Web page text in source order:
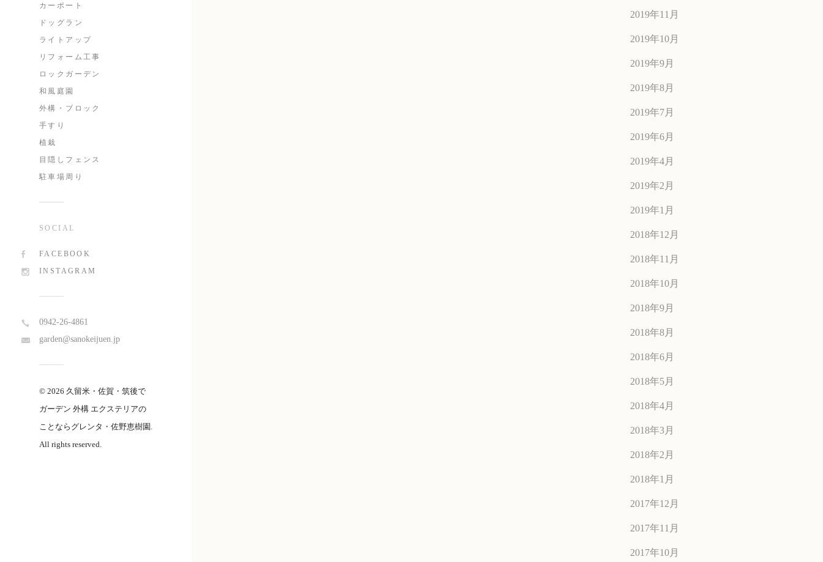
カーポート
ドッグラン
ライトアップ
リフォーム工事
ロックガーデン
和風庭園
外構・ブロック
手すり
植栽
目隠しフェンス
駐車場周り
SOCIAL
FACEBOOK
INSTAGRAM
0942-26-4861
garden@sanokeijuen.jp
© 2026 久留米・佐賀・筑後で
ガーデン 外構 エクステリアの
ことならグレンタ・佐野恵樹園.
All rights reserved.
2019年11月
2019年10月
2019年9月
2019年8月
2019年7月
2019年6月
2019年4月
2019年2月
2019年1月
2018年12月
2018年11月
2018年10月
2018年9月
2018年8月
2018年6月
2018年5月
2018年4月
2018年3月
2018年2月
2018年1月
2017年12月
2017年11月
2017年10月